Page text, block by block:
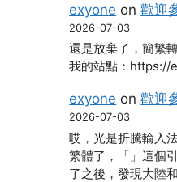
exyone on歡迎
2026-07-03
還是放棄了，簡繁
我的站點：https://
exyone on歡迎
2026-07-03
哎，光是折騰輸入
繁體了，「」這個
了之後，發現大陸